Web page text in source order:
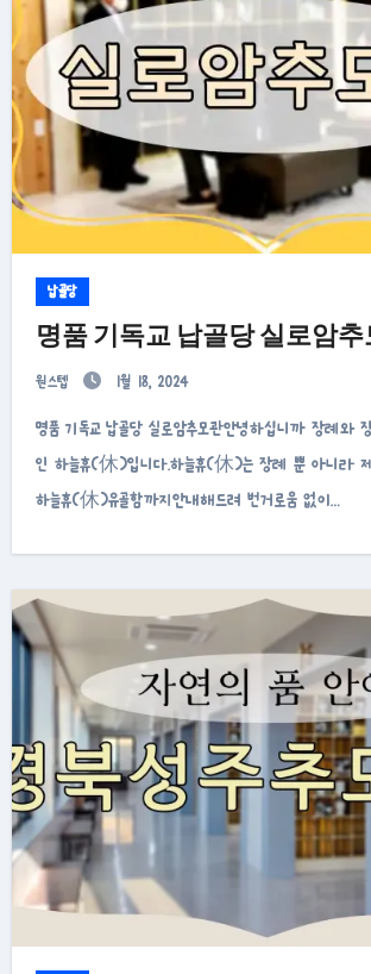
납골당
명품 기독교 납골당 실로암
원스텝 1월 18, 2024
명품 기독교 납골당 실로암추모관안녕하십니까 장례와 장지를 전문으로 운영중
인 하늘휴(休)입니다.하늘휴(休)는 장례 뿐 아니라
하늘휴(休)유골함까지안내해드려 번거로움 없이…